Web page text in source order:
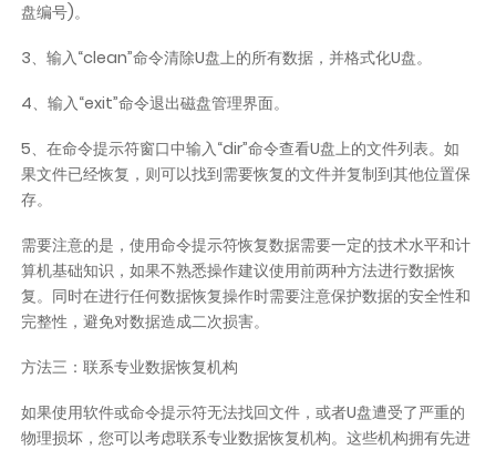
盘编号)。
3、输入“clean”命令清除U盘上的所有数据，并格式化U盘。
4、输入“exit”命令退出磁盘管理界面。
5、在命令提示符窗口中输入“dir”命令查看U盘上的文件列表。如
果文件已经恢复，则可以找到需要恢复的文件并复制到其他位置保
存。
需要注意的是，使用命令提示符恢复数据需要一定的技术水平和计
算机基础知识，如果不熟悉操作建议使用前两种方法进行数据恢
复。同时在进行任何数据恢复操作时需要注意保护数据的安全性和
完整性，避免对数据造成二次损害。
方法三：联系专业数据恢复机构
如果使用软件或命令提示符无法找回文件，或者U盘遭受了严重的
物理损坏，您可以考虑联系专业数据恢复机构。这些机构拥有先进